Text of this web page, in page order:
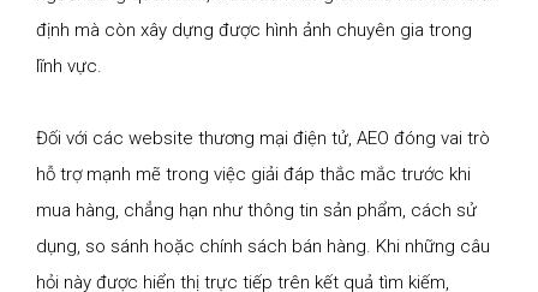
định mà còn xây dựng được hình ảnh chuyên gia trong
lĩnh vực.
Đối với các website thương mại điện tử, AEO đóng vai trò
hỗ trợ mạnh mẽ trong việc giải đáp thắc mắc trước khi
mua hàng, chẳng hạn như thông tin sản phẩm, cách sử
dụng, so sánh hoặc chính sách bán hàng. Khi những câu
hỏi này được hiển thị trực tiếp trên kết quả tìm kiếm,